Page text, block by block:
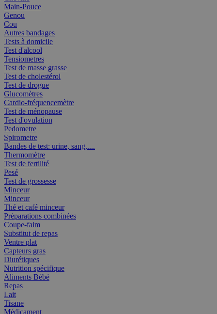
Main-Pouce
Genou
Cou
Autres bandages
Tests à domicile
Test d'alcool
Tensiometres
Test de masse grasse
Test de cholestérol
Test de drogue
Glucomètres
Cardio-fréquencemètre
Test de ménopause
Test d'ovulation
Pedometre
Spirometre
Bandes de test: urine, sang,....
Thermomètre
Test de fertilité
Pesé
Test de grossesse
Minceur
Minceur
Thé et café minceur
Préparations combinées
Coupe-faim
Substitut de repas
Ventre plat
Capteurs gras
Diurétiques
Nutrition spécifique
Aliments Bébé
Repas
Lait
Tisane
Médicament